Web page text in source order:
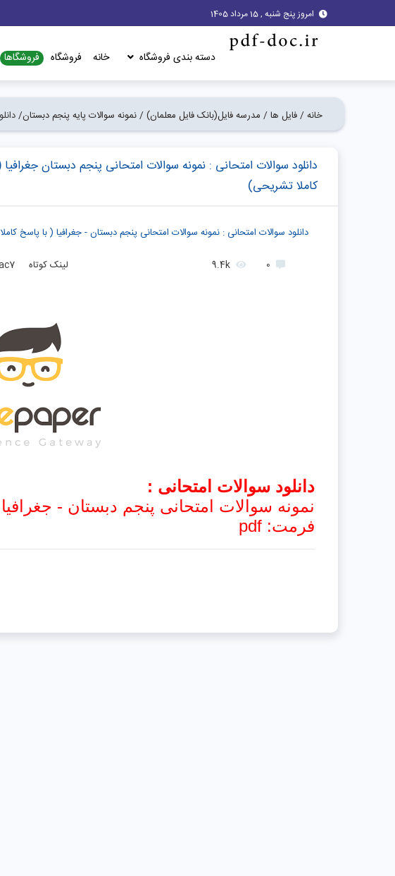
امروز پنج شنبه , 15 مرداد 1405
دسته بندی فروشگاه خانه فروشگاه فروشگاها
خانه /فایل ها / مدرسه فایل(بانک فایل معلمان) /نمونه سوالات پایه پنجم دبستان/
دانلود سوالات امتحانی : نمونه سوالات امتحانی پنجم دبستان
کاملا تشریحی)
دانلود سوالات امتحانی : نمونه سوالات امتحانی پنجم دبستان - جغرافیا ( با پاسخ
0
9.4k لینک کوتاه https://pdf-doc.ir/p/037dac7
دانلود سوالات امتحانی :
نمونه سوالات امتحانی پنجم دبستان -
فرمت: pdf